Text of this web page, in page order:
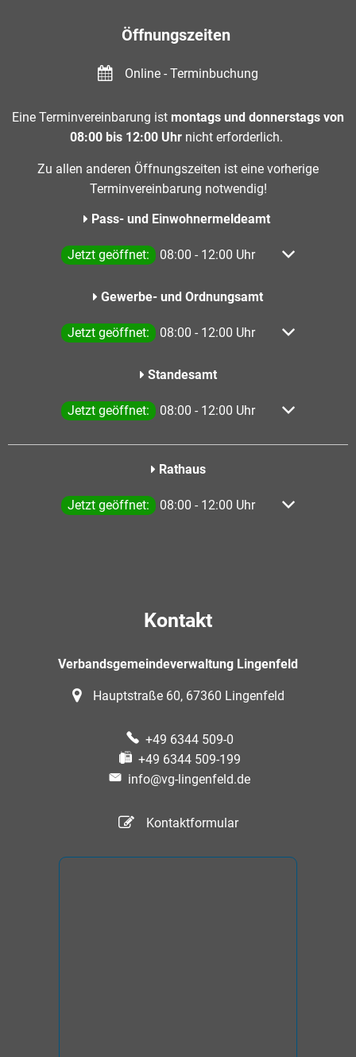
Öffnungszeiten
Online - Terminbuchung
Eine Terminvereinbarung ist montags und donnerstags von
08:00 bis 12:00 Uhr nicht erforderlich.
Zu allen anderen Öffnungszeiten ist eine vorherige
Terminvereinbarung notwendig!
Pass- und Einwohnermeldeamt
Klicken, um weitere Öffnungs- oder Schließzeiten
Jetzt geöffnet: 08:00 - 12:00 Uhr Von 08:00
Gewerbe- und Ordnungsamt
Klicken, um weitere Öffnungs- oder Schließzeiten
Jetzt geöffnet: 08:00 - 12:00 Uhr Von 08:00
Standesamt
Klicken, um weitere Öffnungs- oder Schließzeiten
Jetzt geöffnet: 08:00 - 12:00 Uhr Von 08:00
Rathaus
Klicken, um weitere Öffnungs- oder Schließzeiten
Jetzt geöffnet: 08:00 - 12:00 Uhr Von 08:00
Kontakt
Verbandsgemeindeverwaltung Lingenfeld
Hauptstraße 60, 67360 Lingenfeld
+49 6344 509-0
+49 6344 509-199
info@vg-lingenfeld.de
Kontaktformular